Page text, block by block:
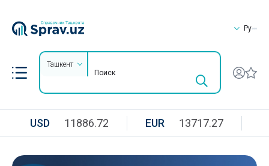
Ру
Ташкент
USD 11886.72 EUR 13717.27